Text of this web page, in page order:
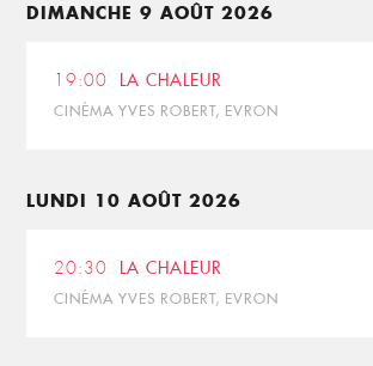
DIMANCHE 9 AOÛT 2026
19:00 LA CHALEUR
CINÉMA YVES ROBERT, EVRON
LUNDI 10 AOÛT 2026
20:30 LA CHALEUR
CINÉMA YVES ROBERT, EVRON